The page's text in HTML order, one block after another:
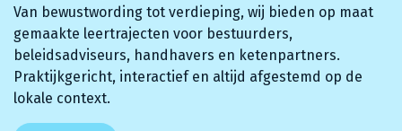
Van bewustwording tot verdieping, wij bieden op maat
gemaakte leertrajecten voor bestuurders,
beleidsadviseurs, handhavers en ketenpartners.
Praktijkgericht, interactief en altijd afgestemd op de
lokale context.